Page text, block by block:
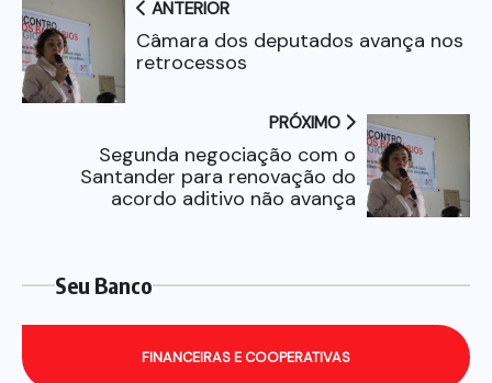
ANTERIOR
Câmara dos deputados avança nos
retrocessos
PRÓXIMO
Segunda negociação com o
Santander para renovação do
acordo aditivo não avança
Seu Banco
FINANCEIRAS E COOPERATIVAS